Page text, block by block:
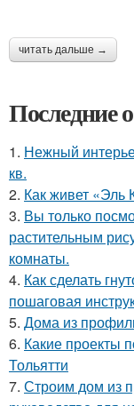
читать дальше →
Последние
1. Нежный
кв.
2. Как живет «Эль
3. Вы только
растительным
комнаты.
4. Как сделать
пошаговая
5. Дома из
6. Какие проекты
Тольятти
7. Строим дом из